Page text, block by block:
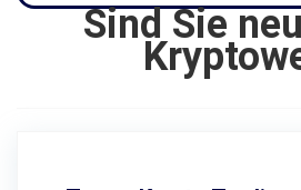
Sind Sie